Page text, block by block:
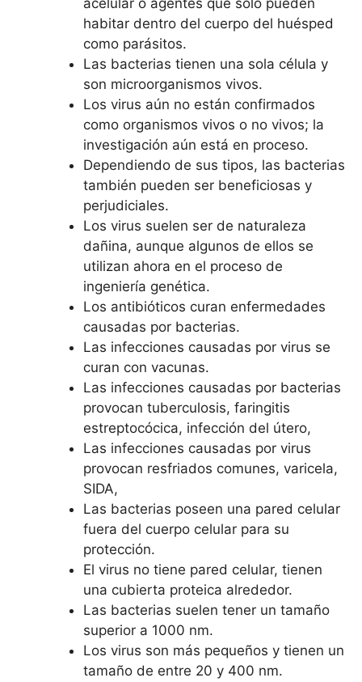
acelular o agentes que solo pueden
habitar dentro del cuerpo del huésped
como parásitos.
Las bacterias tienen una sola célula y
son microorganismos vivos.
Los virus aún no están confirmados
como organismos vivos o no vivos; la
investigación aún está en proceso.
Dependiendo de sus tipos, las bacterias
también pueden ser beneficiosas y
perjudiciales.
Los virus suelen ser de naturaleza
dañina, aunque algunos de ellos se
utilizan ahora en el proceso de
ingeniería genética.
Los antibióticos curan enfermedades
causadas por bacterias.
Las infecciones causadas por virus se
curan con vacunas.
Las infecciones causadas por bacterias
provocan tuberculosis, faringitis
estreptocócica, infección del útero,
Las infecciones causadas por virus
provocan resfriados comunes, varicela,
SIDA,
Las bacterias poseen una pared celular
fuera del cuerpo celular para su
protección.
El virus no tiene pared celular, tienen
una cubierta proteica alrededor.
Las bacterias suelen tener un tamaño
superior a 1000 nm.
Los virus son más pequeños y tienen un
tamaño de entre 20 y 400 nm.